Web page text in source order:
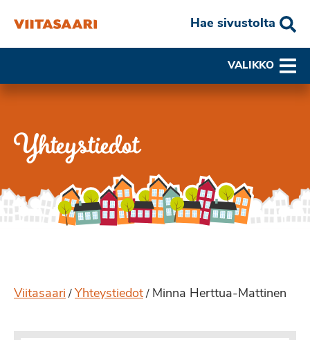
Hae sivustolta
VALIKKO
Yhteystiedot
Viitasaari / Yhteystiedot / Minna Herttua-Mattinen